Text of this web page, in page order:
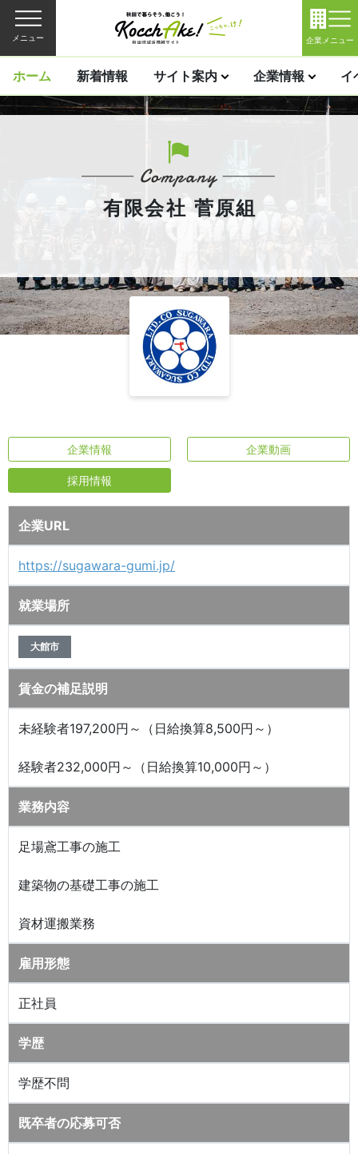
メニュー 企業メニュー
ホーム 新着情報 サイト案内 企業情報 イ
有限会社 菅原組
企業情報 企業動画
採用情報
企業URL
https://sugawara-gumi.jp/
就業場所
大館市
賃金の補足説明
未経験者197,200円～（日給換算8,500円～）
経験者232,000円～（日給換算10,000円～）
業務内容
足場鳶工事の施工
建築物の基礎工事の施工
資材運搬業務
雇用形態
正社員
学歴
学歴不問
既卒者の応募可否